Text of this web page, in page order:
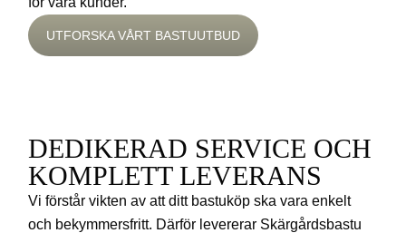
UTFORSKA VÅRT BASTUUTBUD
DEDIKERAD SERVICE OCH
KOMPLETT LEVERANS
Vi förstår vikten av att ditt bastuköp ska vara enkelt
och bekymmersfritt. Därför levererar Skärgårdsbastu